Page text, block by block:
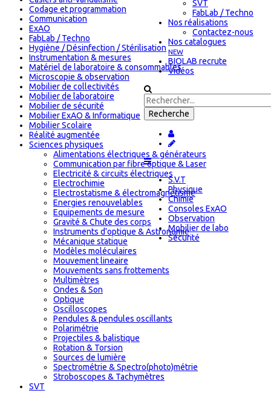
SVT
FabLab / Techno
Nos réalisations
Contactez-nous
Nos catalogues
NEW
BIOLAB recrute
Vidéos
S.V.T
Physique
Chimie
Consoles ExAO
Observation
Mobilier de labo
Sécurité
Codage et programmation
Communication
ExAO
FabLab / Techno
Hygiène / Désinfection / Stérilisation
Instrumentation & mesures
Matériel de laboratoire & consommables
Microscopie & observation
Mobilier de collectivités
Mobilier de laboratoire
Mobilier de sécurité
Mobilier ExAO & Informatique
Mobilier Scolaire
Réalité augmentée
Sciences physiques
Alimentations électriques & générateurs
Communication par fibre optique & Laser
Electricité & circuits électriques
Electrochimie
Electrostatisme & électromagnétisme
Energies renouvelables
Equipements de mesure
Gravité & Chute des corps
Instruments d'optique & Astronomie
Mécanique statique
Modèles moléculaires
Mouvement lineaire
Mouvements sans frottements
Multimètres
Ondes & Son
Optique
Oscilloscopes
Pendules & pendules oscillants
Polarimétrie
Projectiles & balistique
Rotation & Torsion
Sources de lumière
Spectrométrie & Spectro(photo)métrie
Stroboscopes & Tachymètres
SVT